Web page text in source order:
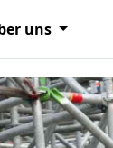
uns